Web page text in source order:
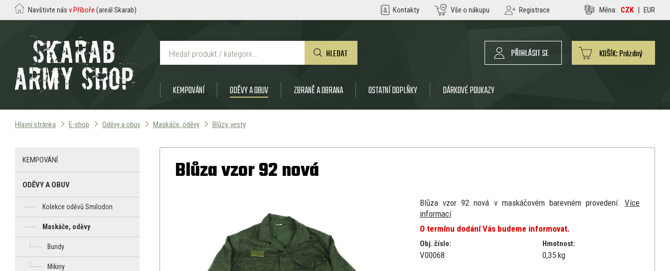
Navštivte nás v Příboře (areál Skarab) Kontakty Vše o nákupu Registrace Měna: CZK | EUR
HLEDAT KOŠÍK:Prázdný
PŘIHLÁSIT SE
KEMPOVÁNÍ ODĚVY A OBUV ZBRANĚ A OBRANA OSTATNÍ DOPLŇKY DÁRKOVÉ POUKAZY
Hlavní stránka E-shop Oděvy a obuv Maskáče, oděvy Blůzy, vesty
Blůza vzor 92 nová
Blůza vzor 92 nová v maskáčovém barevném provedení. Více
informací
O termínu dodání Vás budeme informovat.
Obj. číslo:
V00068
Hmotnost:
0,35 kg
KEMPOVÁNÍ
ODĚVY A OBUV
Kolekce oděvů Smilodon
Maskáče, oděvy
Bundy
Mikiny